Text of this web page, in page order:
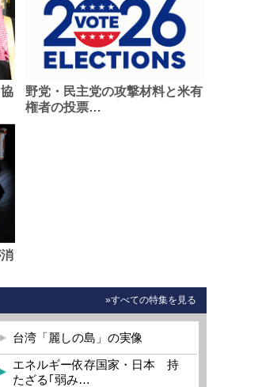
野党・民主党の攻撃材料と米有
権者の投票…
»すべての特集を見る
台湾「麗しの島」の実像
エネルギー依存国家・日本 持
たざる｢弱み…